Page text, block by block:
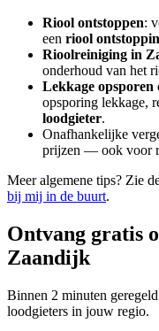
Riool ontstoppen:
een riool
Rioolreiniging in
onderhoud van het
Lekkage opsporen
opsporing lekkage,
loodgieter.
Onafhankelijke
prijzen — ook voor
Meer algemene tips? Zie
bij mij in de buurt.
Ontvang gratis
Zaandijk
Binnen 2 minuten
loodgieters in jouw regio.